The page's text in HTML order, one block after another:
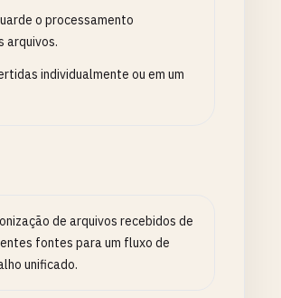
o processamento
arquivos.
individualmente ou em um
de arquivos recebidos de
fontes para um fluxo de
unificado.